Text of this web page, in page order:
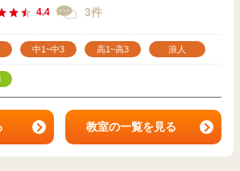
4.4 3件
中1~中3 高1~高3 浪人
教室の一覧を見る